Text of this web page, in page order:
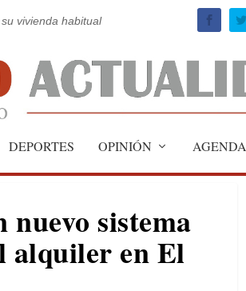
vivienda habitual
DEPORTES OPINIÓN AGENDA
sistema
alquiler en El